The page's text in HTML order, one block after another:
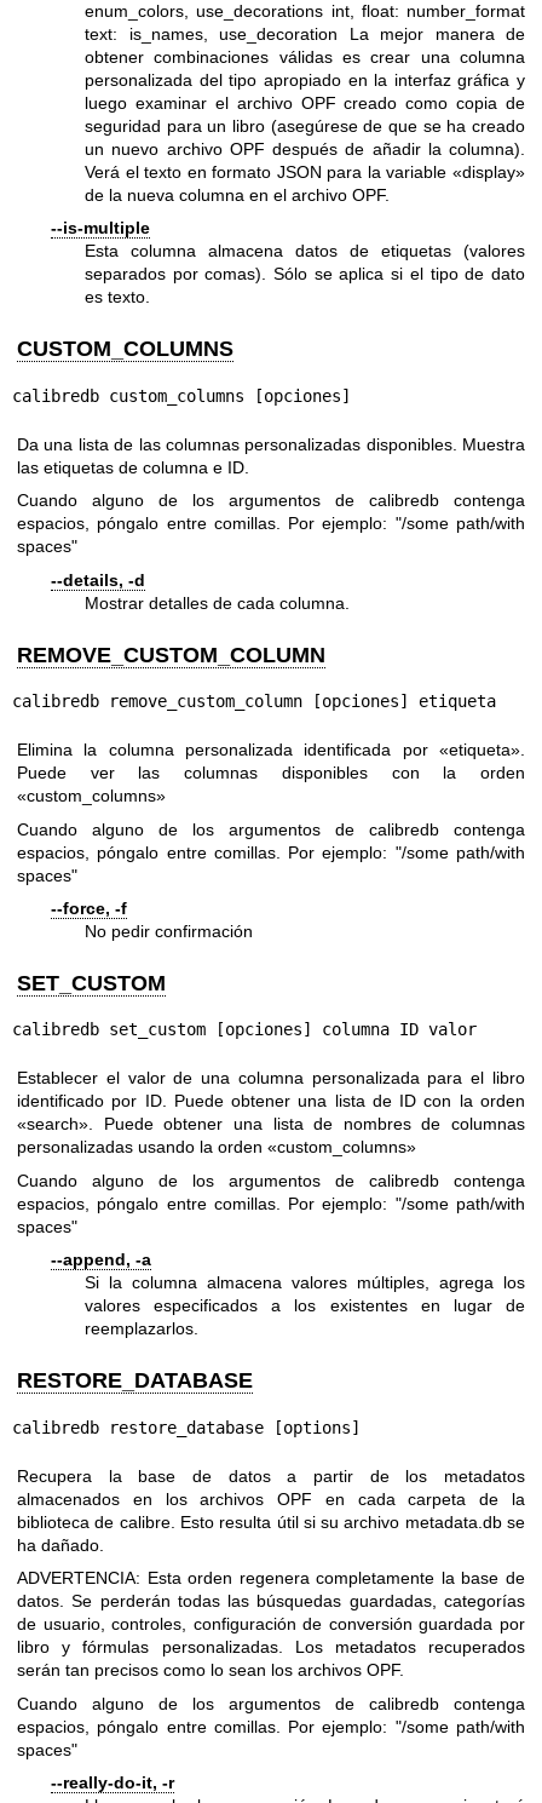
enum_colors, use_decorations int, float: number_format
text: is_names, use_decoration La mejor manera de
obtener combinaciones válidas es crear una columna
personalizada del tipo apropiado en la interfaz gráfica y
luego examinar el archivo OPF creado como copia de
seguridad para un libro (asegúrese de que se ha creado
un nuevo archivo OPF después de añadir la columna).
Verá el texto en formato JSON para la variable «display»
de la nueva columna en el archivo OPF.
--is-multiple
Esta columna almacena datos de etiquetas (valores
separados por comas). Sólo se aplica si el tipo de dato
es texto.
CUSTOM_COLUMNS
calibredb custom_columns [opciones]
Da una lista de las columnas personalizadas disponibles. Muestra
las etiquetas de columna e ID.
Cuando alguno de los argumentos de calibredb contenga
espacios, póngalo entre comillas. Por ejemplo: "/some path/with
spaces"
--details, -d
Mostrar detalles de cada columna.
REMOVE_CUSTOM_COLUMN
calibredb remove_custom_column [opciones] etiqueta
Elimina la columna personalizada identificada por «etiqueta».
Puede ver las columnas disponibles con la orden
«custom_columns»
Cuando alguno de los argumentos de calibredb contenga
espacios, póngalo entre comillas. Por ejemplo: "/some path/with
spaces"
--force, -f
No pedir confirmación
SET_CUSTOM
calibredb set_custom [opciones] columna ID valor
Establecer el valor de una columna personalizada para el libro
identificado por ID. Puede obtener una lista de ID con la orden
«search». Puede obtener una lista de nombres de columnas
personalizadas usando la orden «custom_columns»
Cuando alguno de los argumentos de calibredb contenga
espacios, póngalo entre comillas. Por ejemplo: "/some path/with
spaces"
--append, -a
Si la columna almacena valores múltiples, agrega los
valores especificados a los existentes en lugar de
reemplazarlos.
RESTORE_DATABASE
calibredb restore_database [options]
Recupera la base de datos a partir de los metadatos
almacenados en los archivos OPF en cada carpeta de la
biblioteca de calibre. Esto resulta útil si su archivo metadata.db se
ha dañado.
ADVERTENCIA: Esta orden regenera completamente la base de
datos. Se perderán todas las búsquedas guardadas, categorías
de usuario, controles, configuración de conversión guardada por
libro y fórmulas personalizadas. Los metadatos recuperados
serán tan precisos como lo sean los archivos OPF.
Cuando alguno de los argumentos de calibredb contenga
espacios, póngalo entre comillas. Por ejemplo: "/some path/with
spaces"
--really-do-it, -r